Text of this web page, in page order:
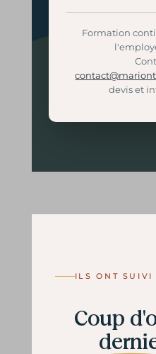
Formation
devis et
ILS ONT SUIVI
Coup